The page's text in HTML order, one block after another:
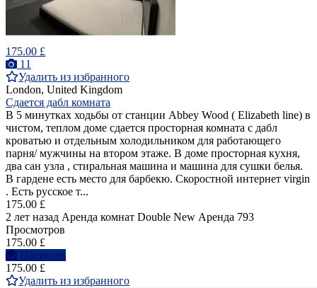
175.00 £
11
Удалить из избранного
London, United Kingdom
Сдается дабл комната
В 5 минутках ходьбы от станции Abbey Wood ( Elizabeth line) в
чистом, теплом доме сдается просторная комната с дабл
кроватью и отдельным холодильником для работающего
парня/ мужчины на втором этаже. В доме просторная кухня,
два сан узла , стиральная машина и машина для сушки белья.
В гардене есть место для барбекю. Скоростной интернет virgin
. Есть русское т...
175.00 £
2 лет назад Аренда комнат Double New Аренда 793
Просмотров
175.00 £
Написать
175.00 £
Удалить из избранного